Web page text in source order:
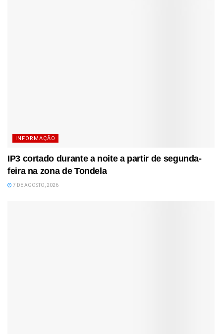
INFORMAÇÃO
IP3 cortado durante a noite a partir de segunda-
feira na zona de Tondela
7 DE AGOSTO, 2026